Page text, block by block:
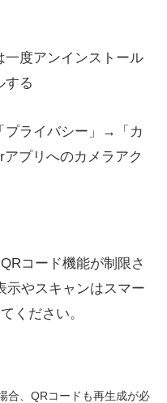
一度アンインストール
する
ライバシー」→「カ
アプリへのカメラアク
コード機能が制限さ
示やスキャンはスマー
ください。
合、QRコードも再生成が必